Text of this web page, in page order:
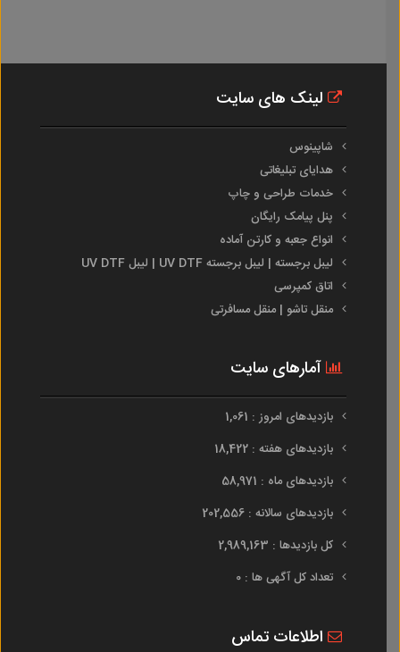
لینک های سایت
شاپینوس
هدایای تبلیغاتی
خدمات طراحی و چاپ
پنل پیامک رایگان
انواع جعبه و کارتن آماده
لیبل برجسته | لیبل برجسته UV DTF | لیبل UV DTF
اتاق کمپرسی
منقل تاشو | منقل مسافرتی
آمارهای سایت
بازدیدهای امروز : 1,061
بازدیدهای هفته : 18,422
بازدیدهای ماه : 58,971
بازدیدهای سالانه : 202,556
کل بازدیدها : 2,989,163
تعداد کل آگهی ها : 0
اطلاعات تماس